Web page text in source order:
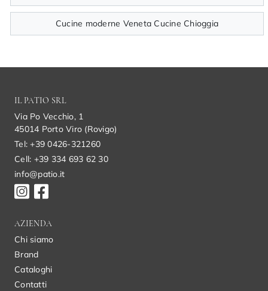
Cucine moderne Veneta Cucine Chioggia
IL PATIO SRL
Via Po Vecchio, 1
45014 Porto Viro (Rovigo)
Tel: +39 0426-321260
Cell: +39 334 693 62 30
info@patio.it
AZIENDA
Chi siamo
Brand
Cataloghi
Contatti